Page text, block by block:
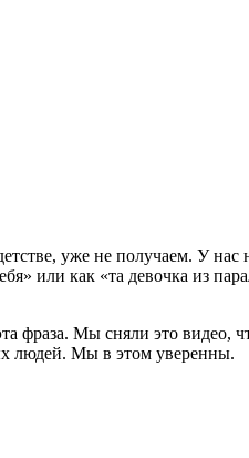
уже не получаем. У
или как «та девочка из
фраза. Мы сняли это видео,
людей. Мы в этом уверенны.